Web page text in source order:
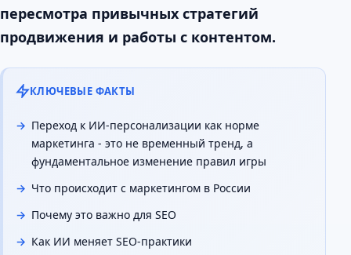
пересмотра привычных стратегий
продвижения и работы с контентом.
КЛЮЧЕВЫЕ ФАКТЫ
Переход к ИИ-персонализации как норме
маркетинга - это не временный тренд, а
фундаментальное изменение правил игры
Что происходит с маркетингом в России
Почему это важно для SEO
Как ИИ меняет SEO-практики